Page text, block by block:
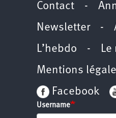
Contact -
Newsletter-
L’hebdo - Le
Mentions
Facebook
Username